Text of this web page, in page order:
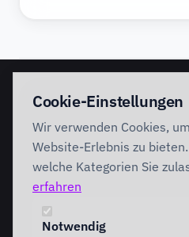
Discovery Workshop
Förderung
INTERVENTION
AI Intervention
AI Governance
Cookie-Einstellungen
Wir verwenden Cookies,
Website-Erlebnis zu
welche Kategorien Sie
erfahren
Notwendig